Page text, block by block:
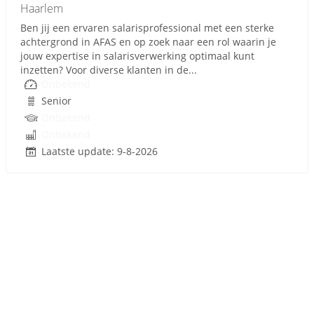
Haarlem
Ben jij een ervaren salarisprofessional met een sterke
achtergrond in AFAS en op zoek naar een rol waarin je
jouw expertise in salarisverwerking optimaal kunt
inzetten? Voor diverse klanten in de...
Senior
Laatste update: 9-8-2026